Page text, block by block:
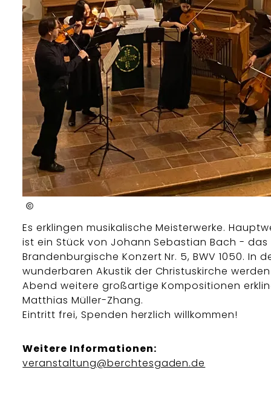
Evang.-Luth. Kirchengemeinde Berchtesgaden
Es erklingen musikalische Meisterwerke.
ist ein Stück von Johann Sebastian Bach - das
Brandenburgische Konzert Nr. 5, BWV 1050. In
wunderbaren Akustik der Christuskirche
Abend weitere großartige Kompositionen
Matthias Müller-Zhang.
Eintritt frei, Spenden herzlich willkommen!
Weitere Informationen:
veranstaltung@berchtesgaden.de